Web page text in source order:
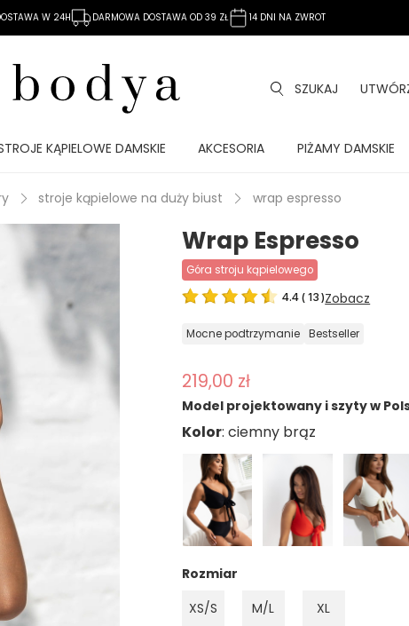
W 24H DARMOWA DOSTAWA OD 39 ZŁ 14 DNI NA ZWROT
SZUKAJ
KĄPIELOWE DAMSKIE AKCESORIA PIŻAMY DAMSKIE
stroje kąpielowe na duży biust wrap espresso
Wrap Espresso
góra stroju kąpielowego
4.4 ( 13 )Zobacz
mocne podtrzymanie bestseller
219,00 zł
Model projektowany i szyty w
Kolor
Rozmiar
XS/S
M/L XL